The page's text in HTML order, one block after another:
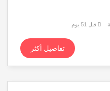
قبل 51 يوم
تفاصيل أكثر